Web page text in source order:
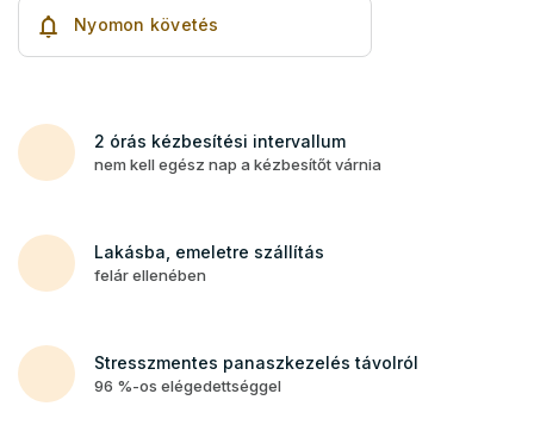
Nyomon követés
2 órás kézbesítési intervallum
nem kell egész nap a kézbesítőt várnia
Lakásba, emeletre szállítás
felár ellenében
Stresszmentes panaszkezelés távolról
96 %-os elégedettséggel